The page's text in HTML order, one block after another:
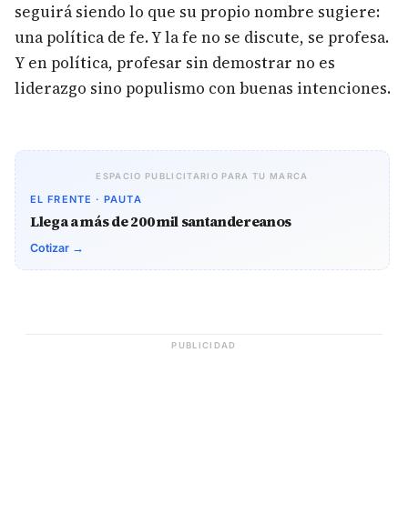
seguirá siendo lo que su propio nombre sugiere:
una política de fe. Y la fe no se discute, se profesa.
Y en política, profesar sin demostrar no es
liderazgo sino populismo con buenas intenciones.
ESPACIO PUBLICITARIO PARA TU MARCA
EL FRENTE · PAUTA
Llega a más de 200 mil santandereanos
Cotizar →
PUBLICIDAD